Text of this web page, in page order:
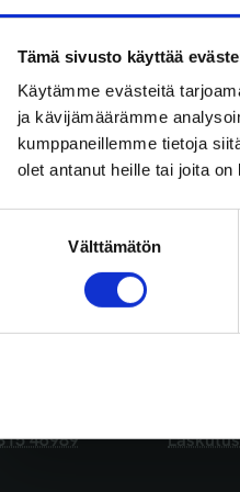
Tämä sivusto käyttää
Käytämme evästeitä
ja kävijämäärämme
kumppaneillemme tietoja
olet antanut heille tai joita
Välttämätön
46989
Tietoa